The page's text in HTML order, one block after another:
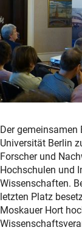
Der gemeinsamen
Universität Berlin
Forscher und
Hochschulen und
Wissenschaften.
letzten Platz
Moskauer Hort